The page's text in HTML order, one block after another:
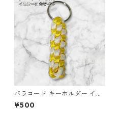
パラコード キーホルダー イエ
ロー ホワイト 編み込み s21
¥500